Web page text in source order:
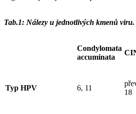
Tab.1: Nálezy u jednotlivých kmenů viru.
Condylomata
accuminata
Typ HPV 6, 11
18